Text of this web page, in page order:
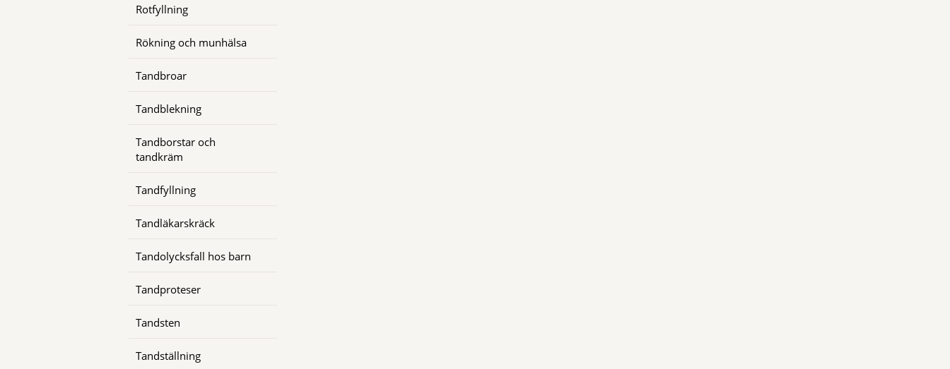
Rotfyllning
Rökning och munhälsa
Tandbroar
Tandblekning
Tandborstar och
tandkräm
Tandfyllning
Tandläkarskräck
Tandolycksfall hos barn
Tandproteser
Tandsten
Tandställning